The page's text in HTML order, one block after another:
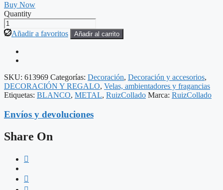
Buy Now
Quantity
PORTAVELAS
BLANCO
METAL
DECORACIÓN
12,50
12,50
X
43
cantidad
Añadir a favoritos Añadir al carrito
SKU: 613969 Categorías: Decoración, Decoración y accesorios,
DECORACIÓN Y REGALO, Velas, ambientadores y fragancias
Etiquetas: BLANCO, METAL, RuizCollado Marca: RuizCollado
Envíos y devoluciones
Share On